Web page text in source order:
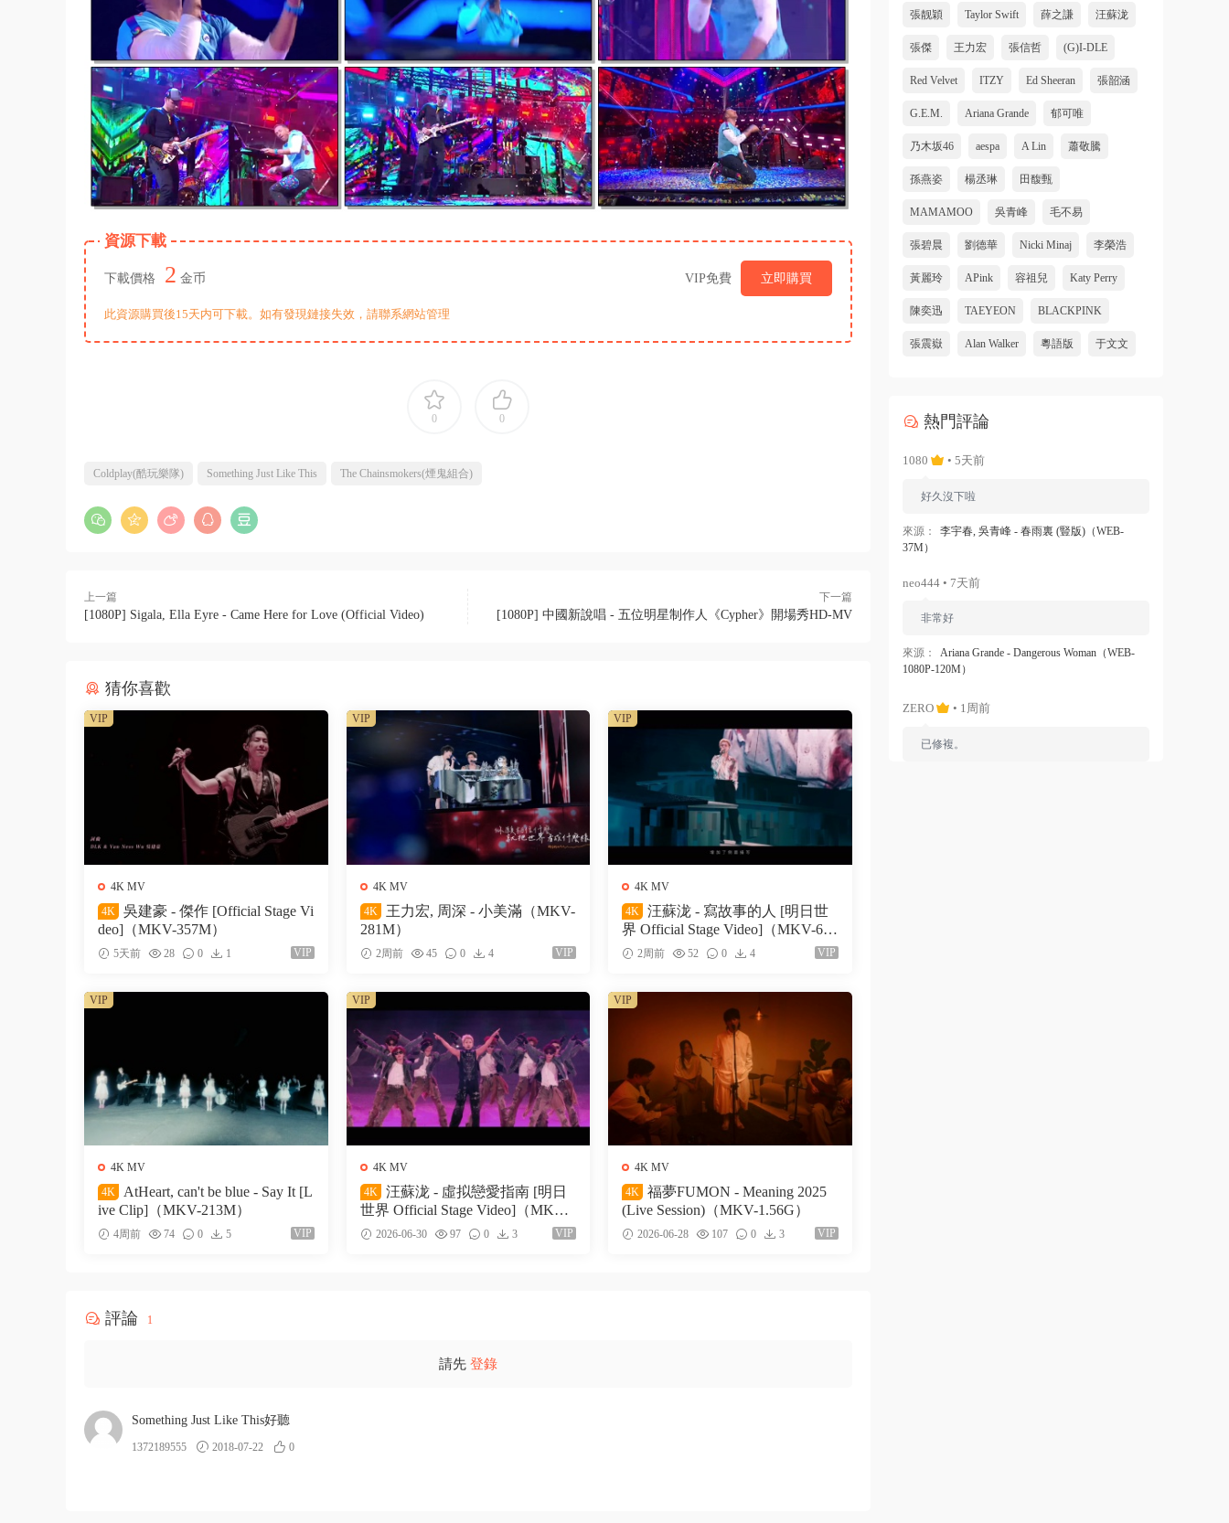
資源下載
下載價格 2 金币 VIP免費 立即購買
此資源購買後15天内可下載。如有發現鏈接失效，請聯系網站管理
0 0
Coldplay(酷玩樂隊) Something Just Like This The Chainsmokers(煙鬼組合)
上一篇
[1080P] Sigala, Ella Eyre - Came Here for Love (Official Video)
下一篇
[1080P] 中國新說唱 - 五位明星制作人《Cypher》開場秀HD-MV
猜你喜歡
4K MV
4K
吳建豪 - 傑作 [Official Stage Vi
deo]（MKV-357M）
5天前 28 0 1 VIP
VIP
4K MV
4K
王力宏, 周深 - 小美滿（MKV-
281M）
2周前 45 0 4 VIP
VIP
4K MV
4K
汪蘇泷 - 寫故事的人 [明日世
界 Official Stage Video]（MKV-611
M）2周前 52 0 4 VIP
VIP
4K MV
4K
AtHeart, can't be blue - Say It [L
ive Clip]（MKV-213M）
4周前 74 0 5 VIP
VIP
4K MV
4K
汪蘇泷 - 虛拟戀愛指南 [明日
世界 Official Stage Video]（MKV-5
27M）
2026-06-30 97 0 3 VIP
VIP
4K MV
4K
福夢FUMON - Meaning 2025
(Live Session)（MKV-1.56G）
2026-06-28 107 0 3 VIP
VIP
評論 1
請先 登錄
Something Just Like This好聽
1372189555 2018-07-22 0
張靓穎 Taylor Swift 薛之謙 汪蘇泷
張傑 王力宏 張信哲 (G)I-DLE
Red Velvet ITZY Ed Sheeran 張韶涵
G.E.M. Ariana Grande 郁可唯
乃木坂46 aespa A Lin 蕭敬騰
孫燕姿 楊丞琳 田馥甄
MAMAMOO 吳青峰 毛不易
張碧晨 劉德華 Nicki Minaj 李榮浩
黃麗玲 APink 容祖兒 Katy Perry
陳奕迅 TAEYEON BLACKPINK
張震嶽 Alan Walker 粵語版 于文文
熱門評論
1080 • 5天前
好久沒下啦
來源：
李宇春, 吳青峰 - 春雨裏 (豎版)（WEB-
37M）
neo444 • 7天前
非常好
來源：
Ariana Grande - Dangerous Woman（WEB-
1080P-120M）
ZERO • 1周前
已修複。